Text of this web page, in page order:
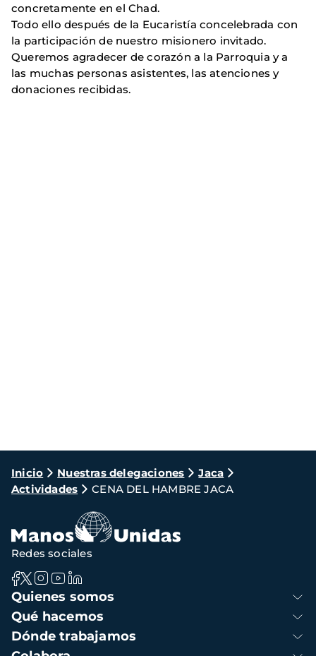
concretamente en el Chad.
Todo ello después de la Eucaristía concelebrada con
la participación de nuestro misionero invitado.
Queremos agradecer de corazón a la Parroquia y a
las muchas personas asistentes, las atenciones y
donaciones recibidas.
Ruta
de
navegación
Inicio Nuestras delegaciones
Jaca
Actividades
CENA DEL HAMBRE JACA
Navegación
principal
Quienes somos
Qué hacemos
Dónde trabajamos
Redes sociales